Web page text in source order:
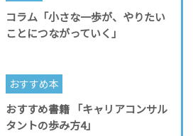
コラム「小さな一歩が、やりたい
ことにつながっていく」
おすすめ本
おすすめ書籍 「キャリアコンサル
タントの歩み方4」